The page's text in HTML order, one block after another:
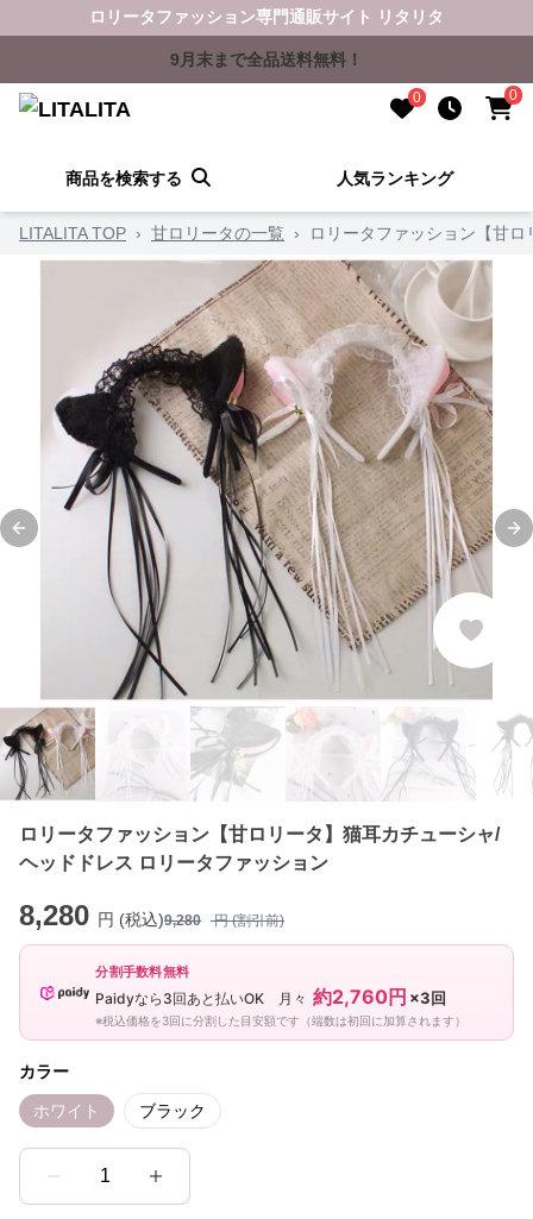
ロリータファッション専門通販サイト リタリタ
9月末まで全品送料無料！
0 0
商品を検索する 人気ランキング
LITALITA TOP › 甘ロリータの一覧 › ロリータファッション【甘
Previous slide
ロリータファッション【甘ロリータ】猫耳カチューシャ/
ヘッドドレス ロリータファッション
8,280 円 (税込)9,280 円 (割引前)
分割手数料無料
Paidyなら3回あと払いOK 月々 約2,760円 ×3回
※税込価格を3回に分割した目安額です（端数は初回に加算されます）
カラー
ホワイト ブラック
1